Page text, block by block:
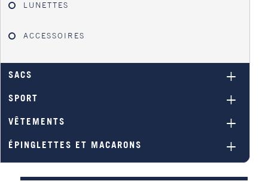
LUNETTES
ACCESSOIRES
SACS
SPORT
VÊTEMENTS
ÉPINGLETTES ET MACARONS